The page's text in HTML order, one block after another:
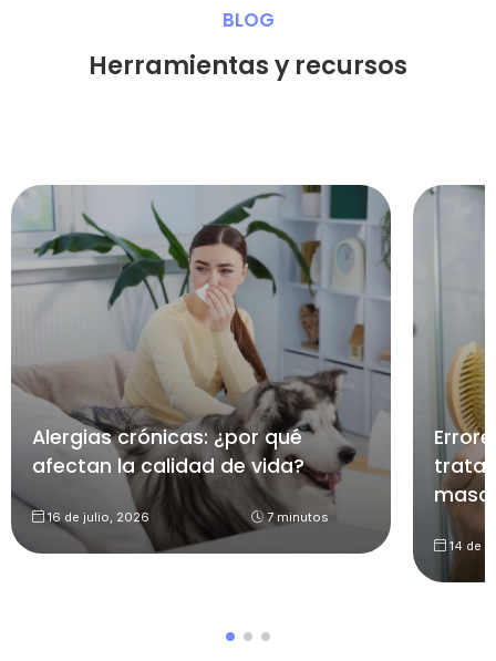
BLOG
Herramientas y recursos
Alergias crónicas: ¿por qué
afectan la calidad de vida?
16 de julio, 2026 7 minutos
14 de